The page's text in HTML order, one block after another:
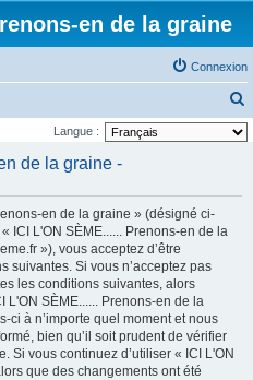
en de la graine
Connexion
e
Langue :
de la graine -
en de la graine » (désigné ci-
ICI L'ON SÈME...... Prenons-en de la
»), vous acceptez d’être
suivantes. Si vous n’acceptez pas
les conditions suivantes, alors
L'ON SÈME...... Prenons-en de la
ci à n’importe quel moment et nous
bien qu’il soit prudent de vérifier
Si vous continuez d’utiliser « ICI L'ON
que des changements ont été